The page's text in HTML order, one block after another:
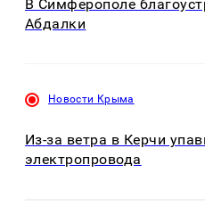
В Симферополе
Абдалки
Новости Крыма
Из-за ветра в Керчи
электропровода